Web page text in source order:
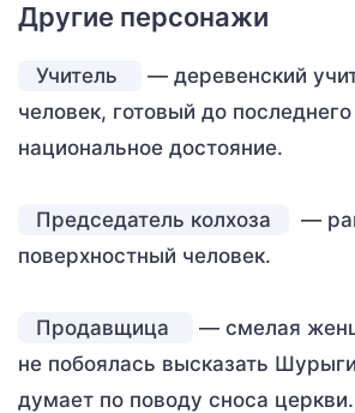
Другие персонажи
Учитель
— деревенский
человек, готовый до последнего
национальное достояние.
Председатель колхоза
—
поверхностный человек.
Продавщица
— смелая
не побоялась высказать
думает по поводу сноса церкви.